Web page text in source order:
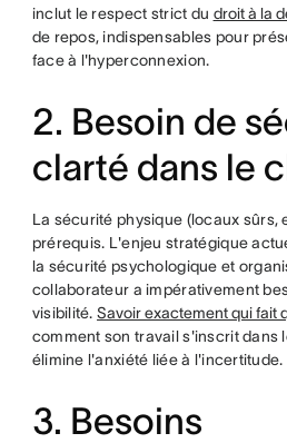
inclut le respect strict du droit à la
de repos, indispensables pour
face à l'hyperconnexion.
2. Besoin de
clarté dans le
La sécurité physique (locaux sûrs,
prérequis. L'enjeu stratégique
la sécurité psychologique et
collaborateur a impérativement
visibilité.Savoir exactement qui fait
comment son travail s'inscrit dans
élimine l'anxiété liée à l'incertitude.
3. Besoins